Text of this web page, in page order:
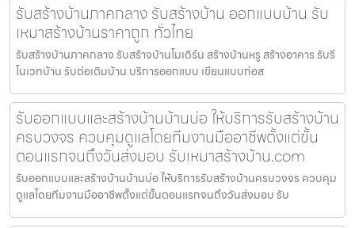
รับสร้างบ้านภาคกลาง รับสร้างบ้าน ออกแบบบ้าน รับ
เหมาสร้างบ้านราคาถูก ทั่วไทย
รับสร้างบ้านภาคกลาง รับสร้างบ้านโมเดิร์น สร้างบ้านหรู สร้างอาคาร รับรี
โนเวทบ้าน รับต่อเติมบ้าน บริการออกแบบ เขียนแบบก่อส
รับออกแบบและสร้างบ้านบ้านบ่อ ให้บริการรับสร้างบ้าน
ครบวงจร ควบคุมดูแลโดยทีมงานมืออาชีพตั้งแต่ขั้น
ตอนแรกจนถึงวันส่งมอบ รับเหมาสร้างบ้าน.com
รับออกแบบและสร้างบ้านบ้านบ่อ ให้บริการรับสร้างบ้านครบวงจร ควบคุม
ดูแลโดยทีมงานมืออาชีพตั้งแต่ขั้นตอนแรกจนถึงวันส่งมอบ รับ